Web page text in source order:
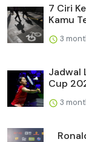
7 Ciri
Kamu
3
Jadwal
Cup
3